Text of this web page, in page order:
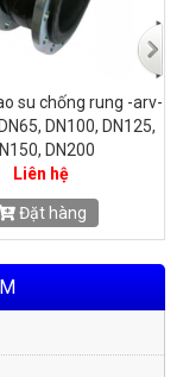
su chống rung -arv-
DN100, DN125,
DN200
Liên hệ
Đặt hàng